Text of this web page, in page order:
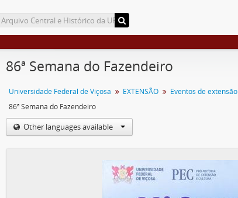
86ª Semana do Fazendeiro
Universidade Federal de Viçosa EXTENSÃO Eventos de extensão
86ª Semana do Fazendeiro
Other languages available